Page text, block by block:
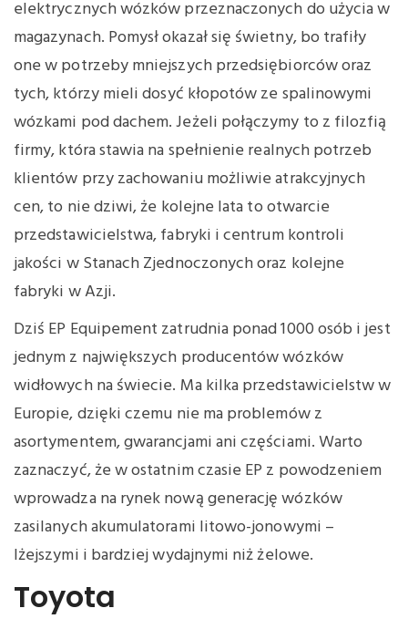
elektrycznych wózków przeznaczonych do użycia w
magazynach. Pomysł okazał się świetny, bo trafiły
one w potrzeby mniejszych przedsiębiorców oraz
tych, którzy mieli dosyć kłopotów ze spalinowymi
wózkami pod dachem. Jeżeli połączymy to z filozfią
firmy, która stawia na spełnienie realnych potrzeb
klientów przy zachowaniu możliwie atrakcyjnych
cen, to nie dziwi, że kolejne lata to otwarcie
przedstawicielstwa, fabryki i centrum kontroli
jakości w Stanach Zjednoczonych oraz kolejne
fabryki w Azji.
Dziś EP Equipement zatrudnia ponad 1000 osób i jest
jednym z największych producentów wózków
widłowych na świecie. Ma kilka przedstawicielstw w
Europie, dzięki czemu nie ma problemów z
asortymentem, gwarancjami ani częściami. Warto
zaznaczyć, że w ostatnim czasie EP z powodzeniem
wprowadza na rynek nową generację wózków
zasilanych akumulatorami litowo-jonowymi –
lżejszymi i bardziej wydajnymi niż żelowe.
Toyota